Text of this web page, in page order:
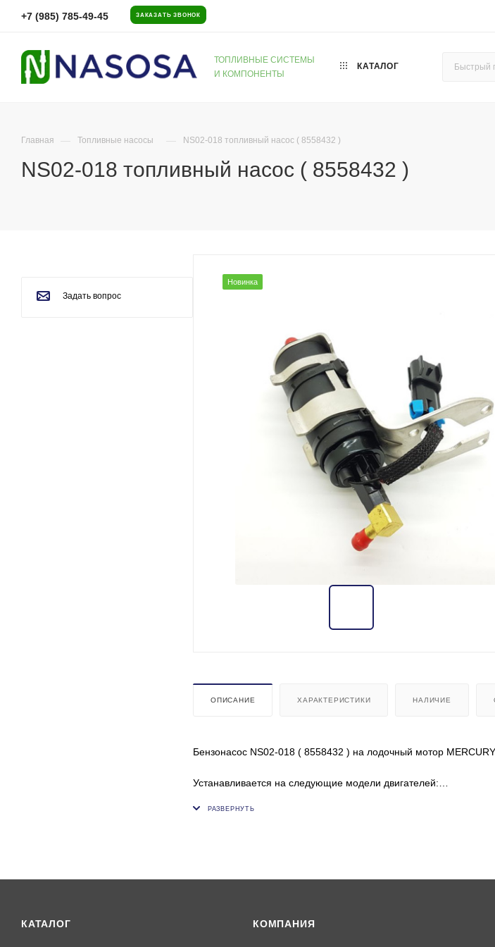
+7 (985) 785-49-45 ЗАКАЗАТЬ ЗВОНОК
ТОПЛИВНЫЕ СИСТЕМЫ
И КОМПОНЕНТЫ
КАТАЛОГ
Главная — Топливные насосы — NS02-018 топливный насос ( 8558432 )
NS02-018 топливный насос ( 8558432 )
Новинка
ОПИСАНИЕ ХАРАКТЕРИСТИКИ НАЛИЧИЕ
Бензонасос NS02-018 ( 8558432 ) на лодочный мотор
Устанавливается на следующие модели двигателей:
MARINER 225 (DFI) 0G960500 до 0T178499
MARINER 200 (DFI) 0G590000 до 0G760299
Задать вопрос
КАТАЛОГ КОМПАНИЯ